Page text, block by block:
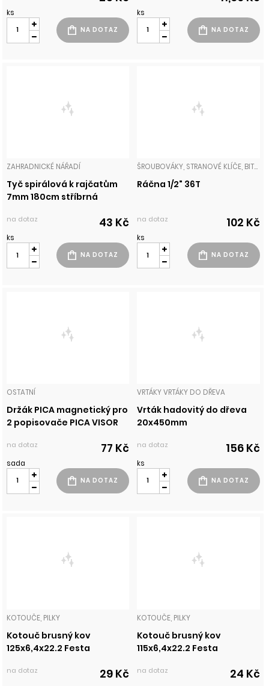
ks ks
ZAHRADNICKÉ NÁŘADÍ
Tyč spirálová k rajčatům
7mm 180cm stříbrná
na dotaz 43 Kč
ks
ŠROUBOVÁKY, STRANOVÉ KLÍČE, BITY, NÁSTAVCE, GOLA
Ráčna 1/2" 36T
na dotaz 102 Kč
ks
OSTATNÍ
Držák PICA magnetický pro
2 popisovače PICA VISOR
na dotaz 77 Kč
sada
VRTÁKY VRTÁKY DO DŘEVA
Vrták hadovitý do dřeva
20x450mm
na dotaz 156 Kč
ks
KOTOUČE, PILKY
Kotouč brusný kov
125x6,4x22.2 Festa
na dotaz 29 Kč
KOTOUČE, PILKY
Kotouč brusný kov
115x6,4x22.2 Festa
na dotaz 24 Kč